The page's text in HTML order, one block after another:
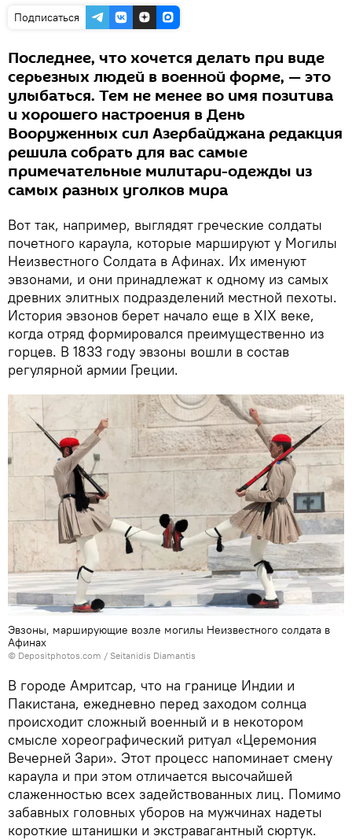
Подписаться
Последнее, что хочется делать при виде
серьезных людей в военной форме, — это
улыбаться. Тем не менее во имя позитива
и хорошего настроения в День
Вооруженных сил Азербайджана редакция
решила собрать для вас самые
примечательные милитари-одежды из
самых разных уголков мира
Вот так, например, выглядят греческие солдаты
почетного караула, которые маршируют у Могилы
Неизвестного Солдата в Афинах. Их именуют
эвзонами, и они принадлежат к одному из самых
древних элитных подразделений местной пехоты.
История эвзонов берет начало еще в XIX веке,
когда отряд формировался преимущественно из
горцев. В 1833 году эвзоны вошли в состав
регулярной армии Греции.
Эвзоны, марширующие возле могилы Неизвестного солдата в
Афинах
© Depositphotos.com / Seitanidis Diamantis
В городе Амритсар, что на границе Индии и
Пакистана, ежедневно перед заходом солнца
происходит сложный военный и в некотором
смысле хореографический ритуал «Церемония
Вечерней Зари». Этот процесс напоминает смену
караула и при этом отличается высочайшей
слаженностью всех задействованных лиц. Помимо
забавных головных уборов на мужчинах надеты
короткие штанишки и экстравагантный сюртук.